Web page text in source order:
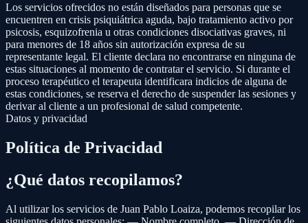
Los servicios ofrecidos no están diseñados para personas que se
encuentren en crisis psiquiátrica aguda, bajo tratamiento activo por
psicosis, esquizofrenia u otras condiciones disociativas graves, ni
para menores de 18 años sin autorización expresa de su
representante legal. El cliente declara no encontrarse en ninguna de
estas situaciones al momento de contratar el servicio. Si durante el
proceso terapéutico el terapeuta identificara indicios de alguna de
estas condiciones, se reserva el derecho de suspender las sesiones y
derivar al cliente a un profesional de salud competente.
Datos y privacidad
Política de Privacidad
¿Qué datos recopilamos?
Al utilizar los servicios de Juan Pablo Loaiza, podemos recopilar los